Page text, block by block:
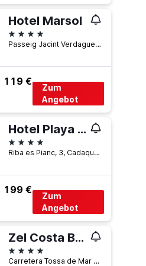
Hotel Marsol
4 Sterne
Passeig Jacint Verdaguer, 7, Lloret de Mar, Katalonien, Spanien
119 €
Zum
Angebot
Hotel Playa Sol
4 Sterne
Riba es Pianc, 3, Cadaqués, Katalonien, Spanien
199 €
Zum
Angebot
Zel Costa Brava
4 Sterne
Carretera Tossa de Mar to San Feliu, Km4, Tossa de Mar, Katalonien, Spanien